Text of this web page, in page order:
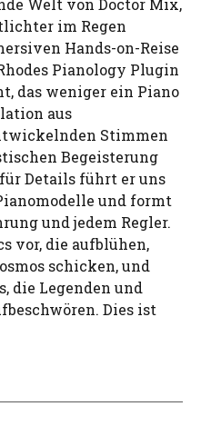
Welt von Doctor Mix,
im Regen
Hands-on-Reise
Pianology Plugin
das weniger ein Piano
aus
Stimmen
Begeisterung
Details führt er uns
und formt
und jedem Regler.
vor, die aufblühen,
schicken, und
die Legenden und
Dies ist